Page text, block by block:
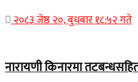
२०८३ जेष्ठ २०, बुधबार १८:५२ गते
नारायणी किनारमा